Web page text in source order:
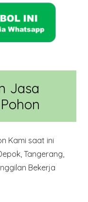
Jasa
Kami saat ini
Tangerang,
Bekerja